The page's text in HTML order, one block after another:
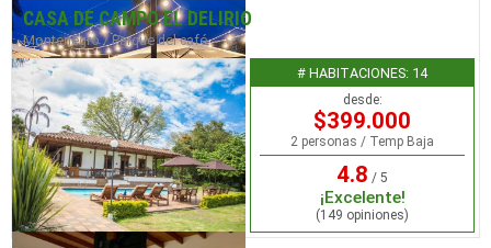
CASA DE CAMPO EL DELIRIO
Montenegro / Parque del café
# HABITACIONES: 14
desde:
$399.000
2 personas / Temp Baja
4.8 / 5
¡Excelente!
(149 opiniones)